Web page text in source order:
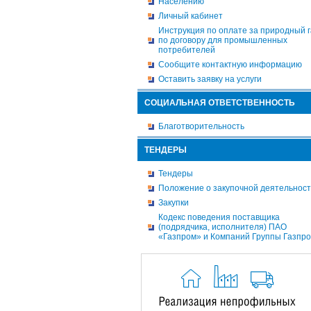
Личный кабинет
Инструкция по оплате за природный
по договору для промышленных
потребителей
Сообщите контактную информацию
Оставить заявку на услуги
СОЦИАЛЬНАЯ ОТВЕТСТВЕННОСТЬ
Благотворительность
ТЕНДЕРЫ
Тендеры
Положение о закупочной
Закупки
Кодекс поведения поставщика
(подрядчика, исполнителя) ПАО
«Газпром» и Компаний Группы